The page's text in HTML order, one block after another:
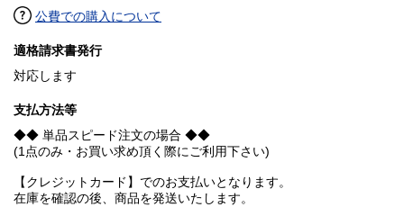
公費での購入について
適格請求書発行
対応します
支払方法等
◆◆ 単品スピード注文の場合 ◆◆
(1点のみ・お買い求め頂く際にご利用下さい)
【クレジットカード】でのお支払いとなります。
在庫を確認の後、商品を発送いたします。